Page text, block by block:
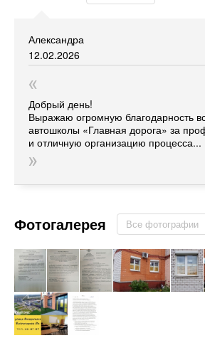
Александра
12.02.2026
Добрый день!
Выражаю огромную благодарность
автошколы «Главная дорога» за
и отличную организацию процесса...
Фотогалерея Все фотографии